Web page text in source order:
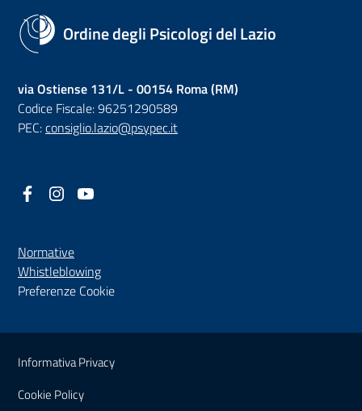
Ordine degli Psicologi del Lazio
via Ostiense 131/L - 00154 Roma (RM)
Codice Fiscale: 96251290589
PEC:consiglio.lazio@psypec.it
Facebook
(nuova scheda - new tab)
Instagram
(nuova scheda - new tab)
Normative
Whistleblowing(nuova scheda - new tab)
Preferenze Cookie
Sezione Link Utili
Informativa Privacy
Cookie Policy